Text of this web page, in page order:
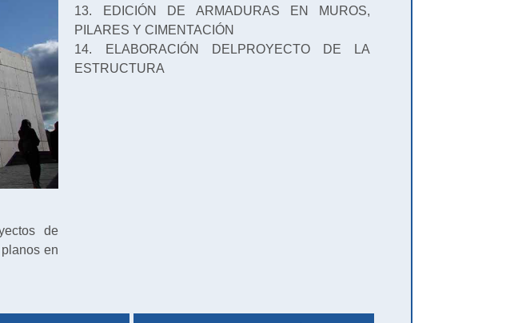
de
en
13. EDICIÓN DE ARMADURAS EN MUROS,
PILARES Y CIMENTACIÓN
14. ELABORACIÓN DELPROYECTO DE LA
ESTRUCTURA